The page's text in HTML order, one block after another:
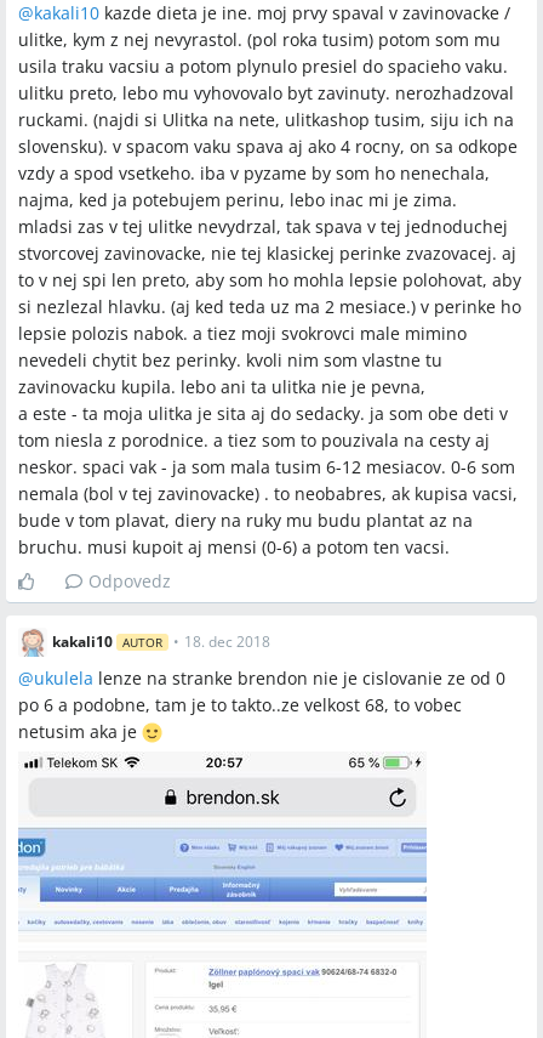
@kakali10 kazde dieta je ine. moj prvy spaval v zavinovacke /
ulitke, kym z nej nevyrastol. (pol roka tusim) potom som mu
usila traku vacsiu a potom plynulo presiel do spacieho vaku.
ulitku preto, lebo mu vyhovovalo byt zavinuty. nerozhadzoval
ruckami. (najdi si Ulitka na nete, ulitkashop tusim, siju ich na
slovensku). v spacom vaku spava aj ako 4 rocny, on sa odkope
vzdy a spod vsetkeho. iba v pyzame by som ho nenechala,
najma, ked ja potebujem perinu, lebo inac mi je zima.
mladsi zas v tej ulitke nevydrzal, tak spava v tej jednoduchej
stvorcovej zavinovacke, nie tej klasickej perinke zvazovacej. aj
to v nej spi len preto, aby som ho mohla lepsie polohovat, aby
si nezlezal hlavku. (aj ked teda uz ma 2 mesiace.) v perinke ho
lepsie polozis nabok. a tiez moji svokrovci male mimino
nevedeli chytit bez perinky. kvoli nim som vlastne tu
zavinovacku kupila. lebo ani ta ulitka nie je pevna,
a este - ta moja ulitka je sita aj do sedacky. ja som obe deti v
tom niesla z porodnice. a tiez som to pouzivala na cesty aj
neskor. spaci vak - ja som mala tusim 6-12 mesiacov. 0-6 som
nemala (bol v tej zavinovacke) . to neobabres, ak kupisa vacsi,
bude v tom plavat, diery na ruky mu budu plantat az na
bruchu. musi kupoit aj mensi (0-6) a potom ten vacsi.
Odpovedz
kakali10 AUTOR • 18. dec 2018
@ukulela lenze na stranke brendon nie je cislovanie ze od 0
po 6 a podobne, tam je to takto..ze velkost 68, to vobec
netusim aka je